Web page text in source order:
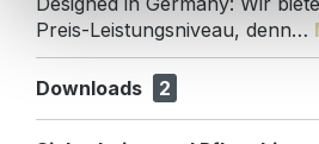
Preis-Leistungsniveau, denn…
Downloads 2